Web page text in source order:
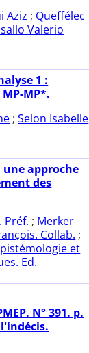
Aziz ; Queffélec
Valerio
1 :
MP*.
;Selon Isabelle
approche
des
Préf. ; Merker
Collab. ;
et
Ed.
N° 391. p.